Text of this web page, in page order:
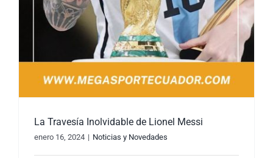
La Travesía Inolvidable de Lionel Messi
enero 16, 2024 | Noticias y Novedades